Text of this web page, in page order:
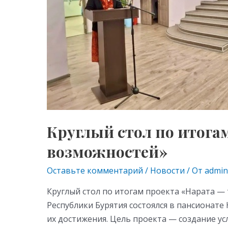
Круглый стол по
возможностей»
Оставьте комментарий / Новости / От admin
Круглый стол по итогам проекта «Нарата
Республики Бурятия состоялся в
их достижения. Цель проекта — создание
территория
культурных
возможностей»